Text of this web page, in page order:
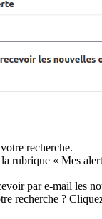
recherche.
rubrique « Mes
par e-mail les
recherche ?